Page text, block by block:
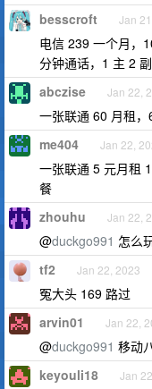
besscroft Jan
电信 239 一个月，
分钟通话，1 主 2
abczise Jan 22,
一张联通 60 月租
me404 Jan 22,
一张联通 5 元月租
餐
zhouhu Jan 22,
@duckgo991 怎么
tf2 Jan 22, 2023
冤大头 169 路过
arvin01 Jan 22,
@duckgo991 移动
keyouli18 Jan